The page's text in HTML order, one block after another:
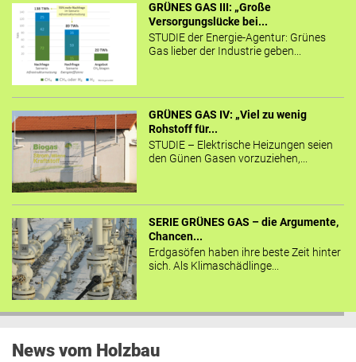
GRÜNES GAS III: „Große
Versorgungslücke bei...
STUDIE der Energie-Agentur: Grünes
Gas lieber der Industrie geben...
GRÜNES GAS IV: „Viel zu wenig
Rohstoff für...
STUDIE – Elektrische Heizungen seien
den Günen Gasen vorzuziehen,...
SERIE GRÜNES GAS – die Argumente,
Chancen...
Erdgasöfen haben ihre beste Zeit hinter
sich. Als Klimaschädlinge...
News vom Holzbau